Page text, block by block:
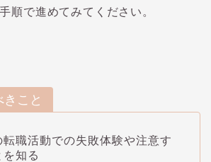
順で進めてみてください。
こと
職活動での失敗体験や注意す
を知る